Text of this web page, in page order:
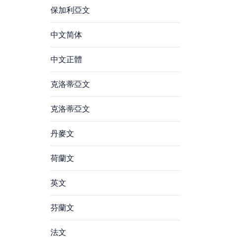
保加利亞文
中文简体
中文正體
克洛蒂亞文
克洛蒂亞文
丹麥文
荷蘭文
英文
芬蘭文
法文